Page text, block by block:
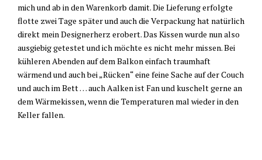
mich und ab in den Warenkorb damit. Die Lieferung erfolgte
flotte zwei Tage später und auch die Verpackung hat natürlich
direkt mein Designerherz erobert. Das Kissen wurde nun also
ausgiebig getestet und ich möchte es nicht mehr missen. Bei
kühleren Abenden auf dem Balkon einfach traumhaft
wärmend und auch bei „Rücken“ eine feine Sache auf der Couch
und auch im Bett … auch Aalken ist Fan und kuschelt gerne an
dem Wärmekissen, wenn die Temperaturen mal wieder in den
Keller fallen.